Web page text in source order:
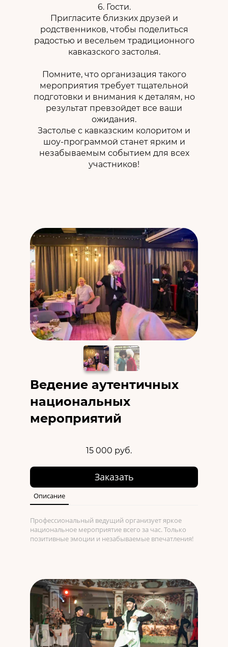
6. Гости.
Пригласите близких друзей и
родственников, чтобы поделиться
радостью и весельем традиционного
кавказского застолья.
Помните, что организация такого
мероприятия требует тщательной
подготовки и внимания к деталям, но
результат превзойдет все ваши
ожидания.
Застолье с кавказским колоритом и
шоу-программой станет ярким и
незабываемым событием для всех
участников!
Ведение аутентичных
национальных
мероприятий
15 000 руб.
Заказать
Описание
Профессиональный ведущий организует яркое
национальное мероприятие всего за час. Только
позитивные эмоции и незабываемые впечатления!